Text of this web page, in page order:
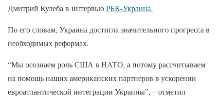
Дмитрий Кулеба в интервьюРБК-Украина.
По его словам, Украина достигла значительного прогресса в
необходимых реформах.
“Мы осознаем роль США в НАТО, а потому рассчитываем
на помощь наших американских партнеров в ускорении
евроатлантической интеграции Украины”, – отметил